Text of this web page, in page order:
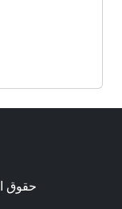
© 2019